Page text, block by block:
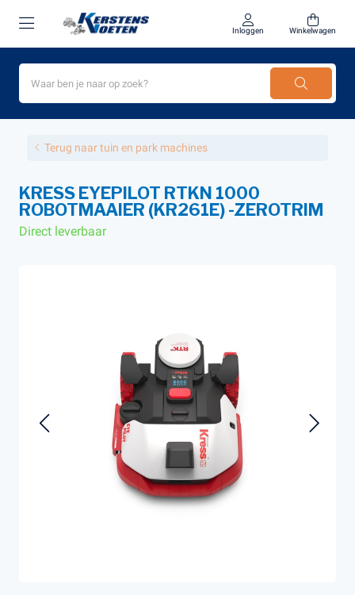
Inloggen Winkelwagen
Terug naar tuin en park machines
KRESS EYEPILOT RTKN 1000
ROBOTMAAIER (KR261E) -ZEROTRIM
Direct leverbaar